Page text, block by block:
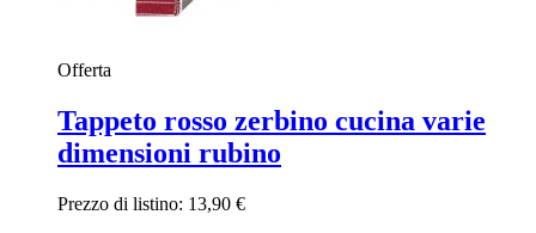
Offerta
Tappeto rosso zerbino cucina varie
dimensioni rubino
Prezzo di listino: 13,90 €